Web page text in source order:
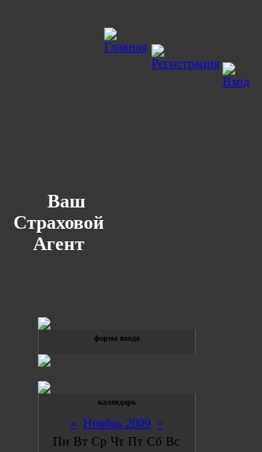
Ваш
Страховой
Агент
форма входа
календарь
« Ноябрь 2009 »
Пн Вт Ср Чт Пт Сб Вс